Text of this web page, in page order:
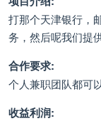
打那个天津银行，
务，然后呢我们提
合作要求:
个人兼职团队都可以
收益利润: